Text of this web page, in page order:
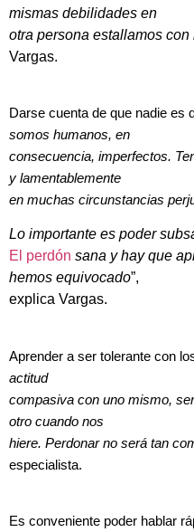
mismas debilidades en
otra persona estallamos
Vargas.
Darse cuenta de que nadie es
somos humanos, en
consecuencia, imperfectos.
y lamentablemente
en muchas circunstancias
Lo importante es poder
El perdón sana y hay que
hemos equivocado”,
explica Vargas.
Aprender a ser tolerante con
actitud
compasiva con uno mismo,
otro cuando nos
hiere. Perdonar no será tan
especialista.
Es conveniente poder hablar